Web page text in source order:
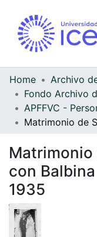
Home
Matrimonio
con
1935